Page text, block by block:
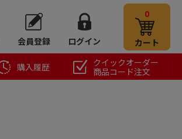
会員登録 ログイン
0
カート
購入履歴
クイックオーダー
商品コード注文